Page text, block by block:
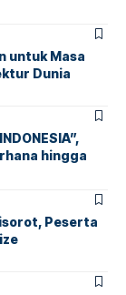
untuk Masa
Dunia
hingga
Peserta